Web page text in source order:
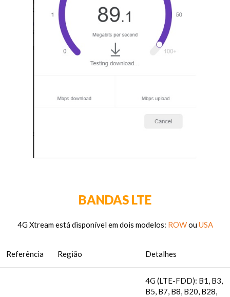
BANDAS LTE
4G Xtream está disponível em dois modelos: ROWouUSA
Referência Região Detalhes
4G (LTE-FDD): B1, B3,
B5, B7, B8, B20, B28,